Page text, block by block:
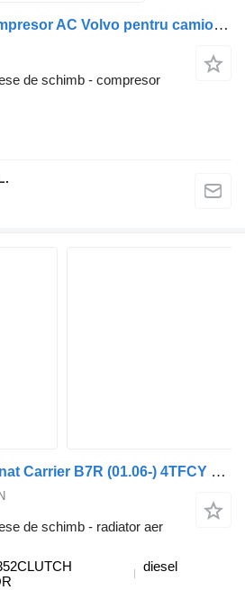
Compresor clima Compresor AC Volvo pentru camion Carrier 21112946 20871244 70344872 21213083 1756879 1928383
de schimb - compresor
Radiator aer condiționat Carrier B7R (01.06-) 4TFCY pentru autobuz Volvo B7, B8, B9, B12 bus (2005-)
de schimb - radiator aer
diesel